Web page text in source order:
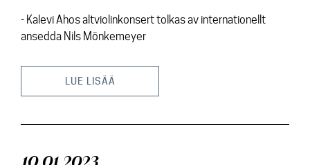
- Kalevi Ahos altviolinkonsert tolkas av internationellt
ansedda Nils Mönkemeyer
LUE LISÄÄ